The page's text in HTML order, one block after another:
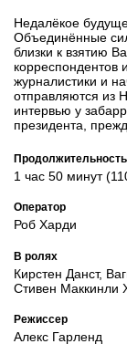
Недалёкое
Объединённые
близки к взятию
корреспондентов
журналистики и
отправляются из
интервью у
президента,
Продолжительность
1 час 50 минут
Оператор
Роб Харди
В ролях
Кирстен Данст,
Стивен Маккинли
Режиссер
Алекс Гарленд